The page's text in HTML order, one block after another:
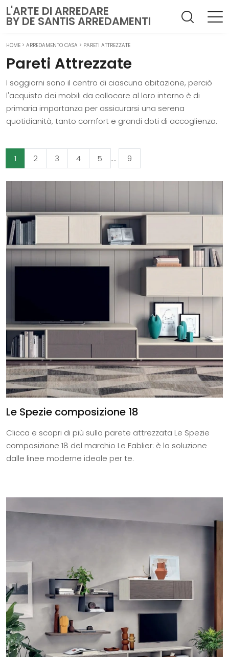
L'ARTE DI ARREDARE
BY DE SANTIS ARREDAMENTI
HOME > ARREDAMENTO CASA > PARETI ATTREZZATE
Pareti Attrezzate
I soggiorni sono il centro di ciascuna abitazione, perciò
l'acquisto dei mobili da collocare al loro interno è di
primaria importanza per assicurarsi una serena
quotidianità, tanto comfort e grandi doti di accoglienza.
1 2 3 4 5 .... 9
Le Spezie composizione 18
Clicca e scopri di più sulla parete attrezzata Le Spezie
composizione 18 del marchio Le Fablier: è la soluzione
dalle linee moderne ideale per te.